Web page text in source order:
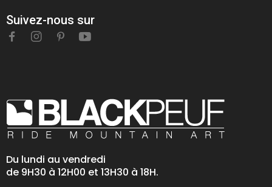
Suivez-nous sur
Du lundi au vendredi
de 9H30 à 12H00 et 13H30 à 18H.